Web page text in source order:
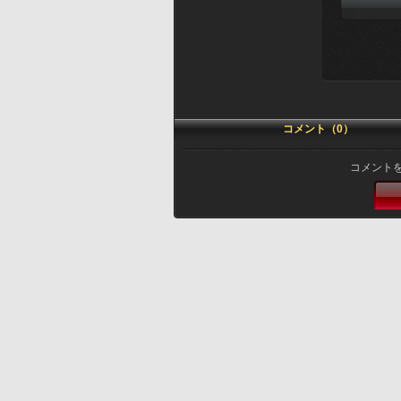
コメント（0）
コメント